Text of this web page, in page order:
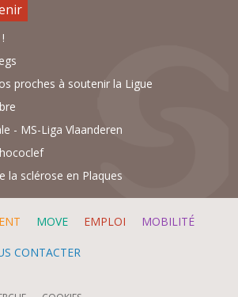
proches à soutenir la Ligue
- MS-Liga Vlaanderen
la sclérose en Plaques
MOVE EMPLOI MOBILITÉ
CONTACTER